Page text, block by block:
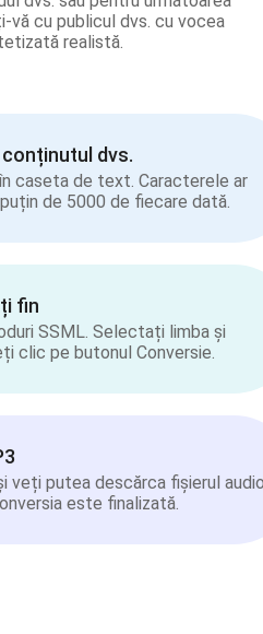
vă cu publicul dvs. cu vocea
realistă.
dvs.
caseta de text. Caracterele ar
de 5000 de fiecare dată.
fin
SSML. Selectați limba și
clic pe butonul Conversie.
veți putea descărca fișierul
este finalizată.